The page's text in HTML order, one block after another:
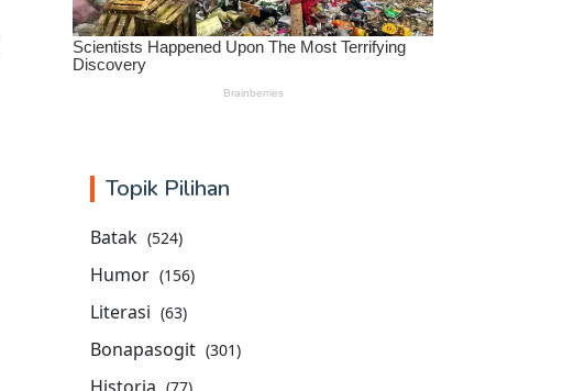
Topik Pilihan
Batak (524)
Humor (156)
Literasi (63)
Bonapasogit (301)
Historia (77)